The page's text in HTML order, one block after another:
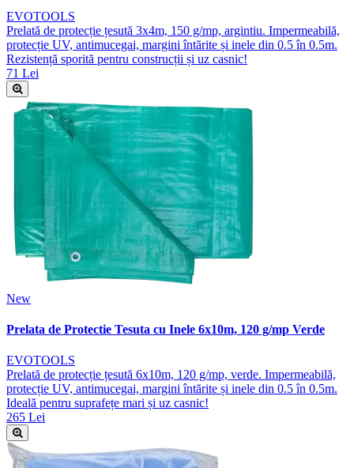
EVOTOOLS
Prelată de protecție țesută 3x4m, 150 g/mp, argintiu. Impermeabilă,
protecție UV, antimucegai, margini întărite și inele din 0.5 în 0.5m.
Rezistență sporită pentru construcții și uz casnic!
71 Lei
New
Prelata de Protectie Tesuta cu Inele 6x10m, 120 g/mp Verde
EVOTOOLS
Prelată de protecție țesută 6x10m, 120 g/mp, verde. Impermeabilă,
protecție UV, antimucegai, margini întărite și inele din 0.5 în 0.5m.
Ideală pentru suprafețe mari și uz casnic!
265 Lei